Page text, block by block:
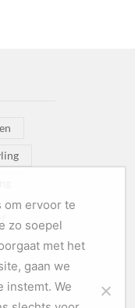
om ervoor te
zo soepel
met het
gaan we
instemt. We